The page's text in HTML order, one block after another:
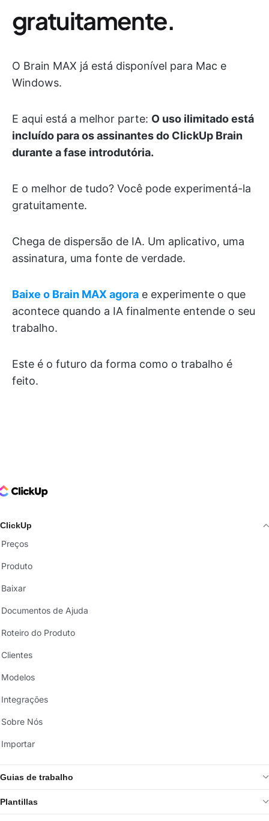
gratuitamente.
O Brain MAX já está disponível para Mac e
Windows.
E aqui está a melhor parte: O uso ilimitado está
incluído para os assinantes do ClickUp Brain
durante a fase introdutória.
E o melhor de tudo? Você pode experimentá-la
gratuitamente.
Chega de dispersão de IA. Um aplicativo, uma
assinatura, uma fonte de verdade.
Baixe o Brain MAX agora e experimente o que
acontece quando a IA finalmente entende o seu
trabalho.
Este é o futuro da forma como o trabalho é
feito.
Logo
ClickUp
Preços
Produto
Baixar
Documentos de Ajuda
Roteiro do Produto
Clientes
Modelos
Integrações
Sobre Nós
Importar
Guias de trabalho
Plantillas